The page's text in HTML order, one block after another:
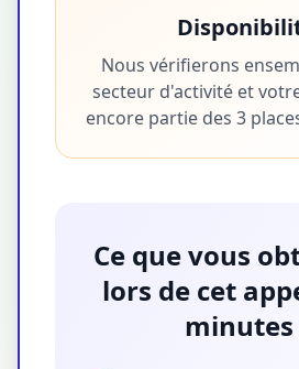
Nous vérifierons
secteur d'activité et
encore partie des 3
Ce que vous
lors de cet
minutes